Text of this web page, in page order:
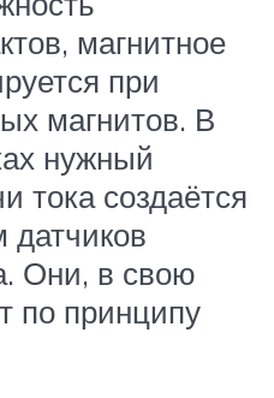
магнитное
при
магнитов. В
нужный
тока создаётся
датчиков
Они, в свою
по принципу